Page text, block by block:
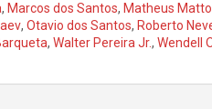
, Marcos dos Santos, Matheus
, Otavio dos Santos, Roberto
, Walter Pereira Jr., Wendell